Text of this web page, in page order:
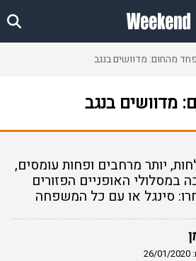
מהחום: מדוושים בנגב
מדוושים בנגב
יותר מרחבים ופחות עומסים,
במסלולי האופניים הפזורים
סינגל או עם כל המשפחה